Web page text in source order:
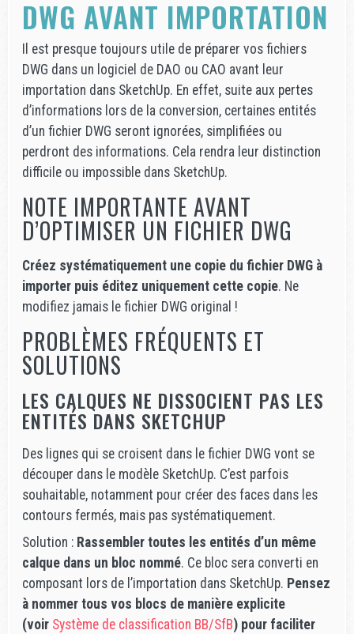
DWG AVANT IMPORTATION
Il est presque toujours utile de préparer vos fichiers
DWG dans un logiciel de DAO ou CAO avant leur
importation dans SketchUp. En effet, suite aux pertes
d’informations lors de la conversion, certaines entités
d’un fichier DWG seront ignorées, simplifiées ou
perdront des informations. Cela rendra leur distinction
difficile ou impossible dans SketchUp.
NOTE IMPORTANTE AVANT
D’OPTIMISER UN FICHIER DWG
Créez systématiquement une copie du fichier DWG à
importer puis éditez uniquement cette copie. Ne
modifiez jamais le fichier DWG original !
PROBLÈMES FRÉQUENTS ET
SOLUTIONS
LES CALQUES NE DISSOCIENT PAS LES
ENTITÉS DANS SKETCHUP
Des lignes qui se croisent dans le fichier DWG vont se
découper dans le modèle SketchUp. C’est parfois
souhaitable, notamment pour créer des faces dans les
contours fermés, mais pas systématiquement.
Solution : Rassembler toutes les entités d’un même
calque dans un bloc nommé. Ce bloc sera converti en
composant lors de l’importation dans SketchUp. Pensez
à nommer tous vos blocs de manière explicite
(voir Système de classification BB/SfB) pour faciliter